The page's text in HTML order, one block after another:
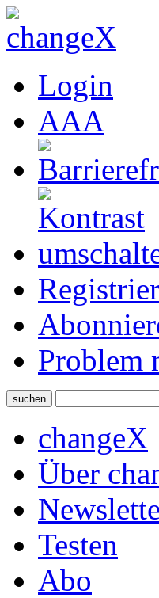
Login
AAA
Problem
suchen
changeX
Über
Testen
Abo